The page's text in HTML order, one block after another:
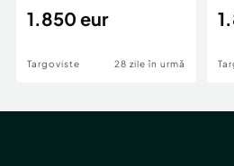
1.850 eur
Targoviste 28 zile în urmă